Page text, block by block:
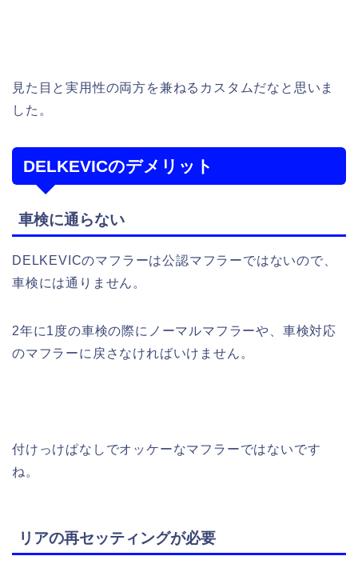
見た目と実用性の両方を兼ねるカスタムだなと思いま
した。
DELKEVICのデメリット
車検に通らない
DELKEVICのマフラーは公認マフラーではないので、
車検には通りません。
2年に1度の車検の際にノーマルマフラーや、車検対応
のマフラーに戻さなければいけません。
付けっけぱなしでオッケーなマフラーではないです
ね。
リアの再セッティングが必要